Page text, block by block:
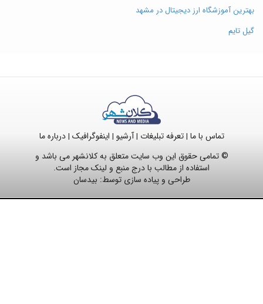
بهترین آموزشگاه ارز دیجیتال در مشهد
گیل تایم
تماس با ما |تعرفه تبلیغات |آرشیو | اینفوگرافیک |درباره ما
© تمامی حقوق این وب سایت متعلق به کلانشهر می باشد و
استفاده از مطالب با درج منبع و لینک مجاز است.
طراحی و پیاده سازی توسط: بیدسان